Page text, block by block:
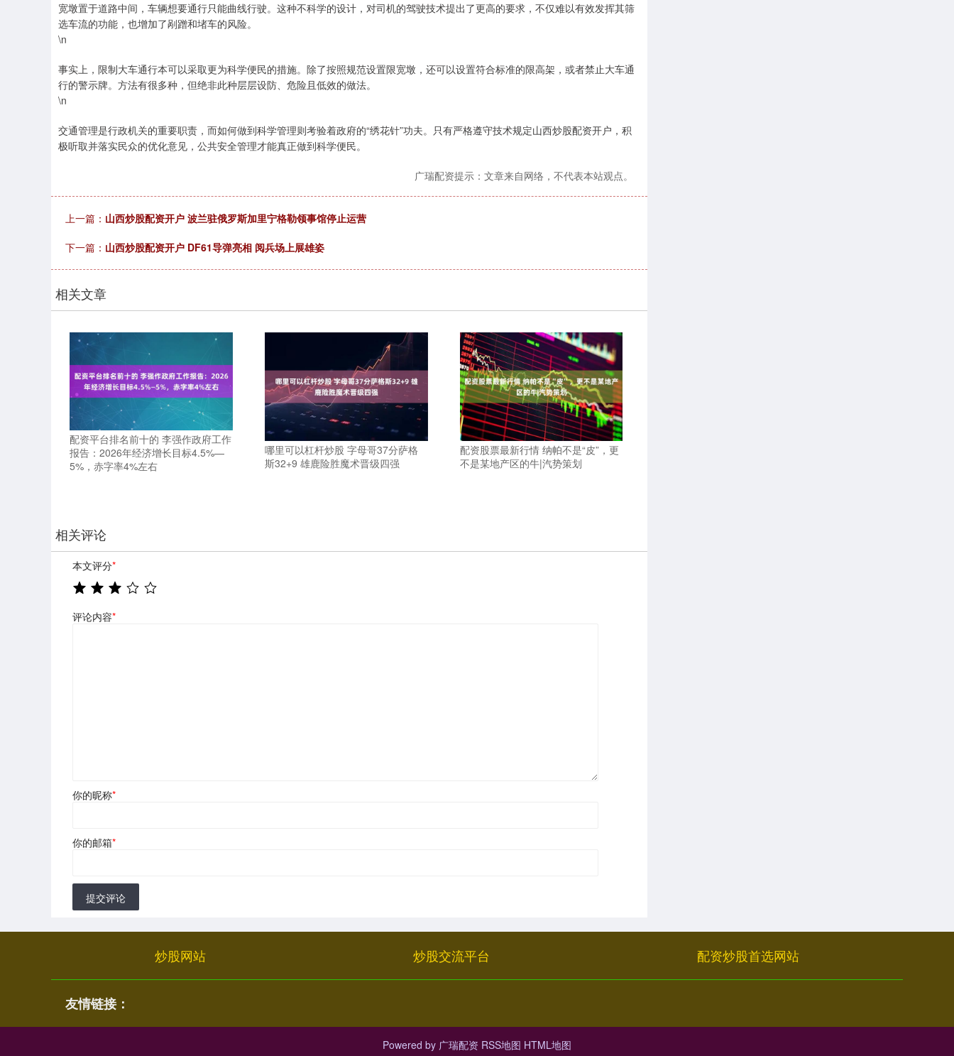
宽墩置于道路中间，车辆想要通行只能曲线行驶。这种不科学的设计，对司机的驾驶技术提出了更高的要求，不仅难以有效发挥其筛
选车流的功能，也增加了剐蹭和堵车的风险。
\n
事实上，限制大车通行本可以采取更为科学便民的措施。除了按照规范设置限宽墩，还可以设置符合标准的限高架，或者禁止大车通
行的警示牌。方法有很多种，但绝非此种层层设防、危险且低效的做法。
\n
交通管理是行政机关的重要职责，而如何做到科学管理则考验着政府的“绣花针”功夫。只有严格遵守技术规定山西炒股配资开户，积
极听取并落实民众的优化意见，公共安全管理才能真正做到科学便民。
广瑞配资提示：文章来自网络，不代表本站观点。
上一篇： 山西炒股配资开户 波兰驻俄罗斯加里宁格勒领事馆停止运营
下一篇： 山西炒股配资开户 DF61导弹亮相 阅兵场上展雄姿
相关文章
配资平台排名前十的 李强作政府工作
报告：2026年经济增长目标4.5%—
5%，赤字率4%左右
哪里可以杠杆炒股 字母哥37分萨格
斯32+9 雄鹿险胜魔术晋级四强
配资股票最新行情 纳帕不是“皮”，更
不是某地产区的牛|汽势策划
相关评论
本文评分*
评论内容*
你的昵称*
你的邮箱*
提交评论
炒股网站 炒股交流平台 配资炒股首选网站
友情链接：
Powered by 广瑞配资 RSS地图 HTML地图